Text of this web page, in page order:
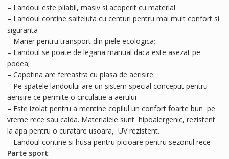
– Landoul este pliabil, masiv si acoperit cu material
– Landoul contine salteluta cu centuri pentru mai mult confort si
siguranta
– Maner pentru transport din piele ecologica;
– Landoul se poate de legana manual daca este asezat pe
podea;
– Capotina are fereastra cu plasa de aerisire.
– Pe spatele landoului are un sistem special conceput pentru
aerisire ce permite o circulatie a aerului
– Este izolat pentru a mentine copilul un confort foarte bun pe
vreme rece sau calda. Materialele sunt hipoalergenic, rezistent
la apa pentru o curatare usoara, UV rezistent.
– Landoul contine si husa pentru picioare pentru sezonul rece
Parte sport: